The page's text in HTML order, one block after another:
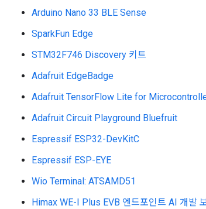
Arduino Nano 33 BLE Sense
SparkFun Edge
STM32F746 Discovery 키트
Adafruit EdgeBadge
Adafruit TensorFlow Lite for
Adafruit Circuit Playground Bluefruit
Espressif ESP32-DevKitC
Espressif ESP-EYE
Wio Terminal: ATSAMD51
Himax WE-I Plus EVB 엔드포인트 AI 개발